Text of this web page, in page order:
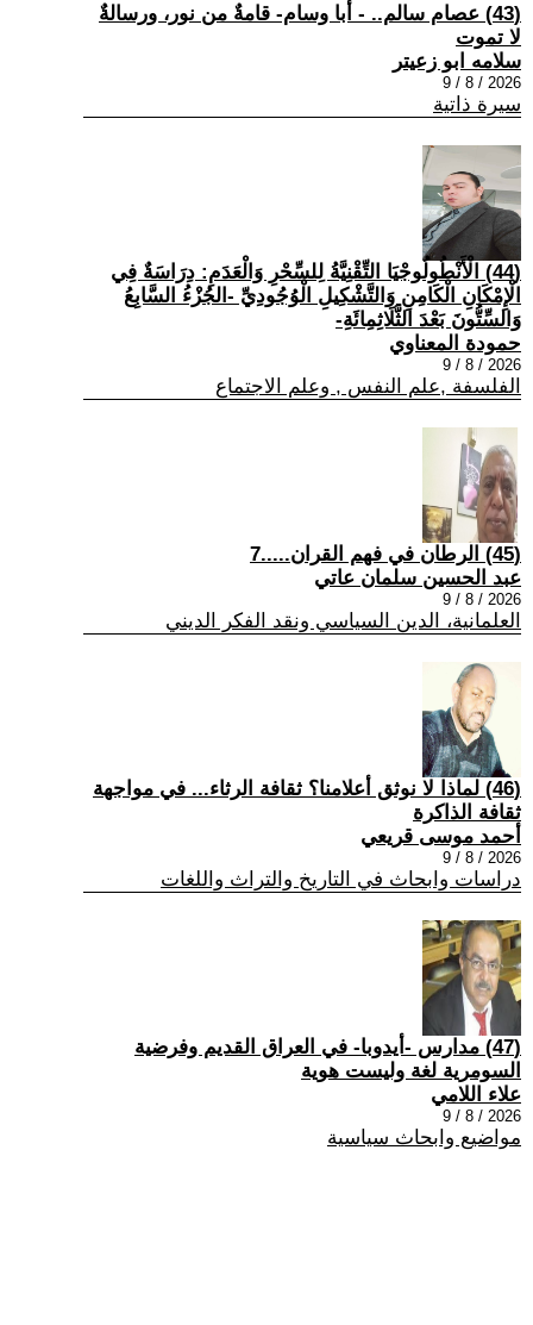
(43) عصام سالم.. - أبا وسام- قامةٌ من نور، ورسالةٌ
لا تموت
سلامه ابو زعيتر
2026 / 8 / 9
سيرة ذاتية
(44) الْأَنْطُولُوجْيَا التِّقْنِيَّةُ لِلسِّحْرِ وَالْعَدَمِ: دِرَاسَةٌ فِي
الْإِمْكَانِ الْكَامِنِ وَالتَّشْكِيلِ الْوُجُودِيِّ -الجُزْءُ السَّابِعُ
وَالسِّتُّونَ بَعْدَ الثَّلَاثِمِائَةِ-
حمودة المعناوي
2026 / 8 / 9
الفلسفة ,علم النفس , وعلم الاجتماع
(45) الرطان في فهم القران.....7
عبد الحسين سلمان عاتي
2026 / 8 / 9
العلمانية، الدين السياسي ونقد الفكر الديني
(46) لماذا لا نوثق أعلامنا؟ ثقافة الرثاء... في مواجهة
ثقافة الذاكرة
أحمد موسى قريعي
2026 / 8 / 9
دراسات وابحاث في التاريخ والتراث واللغات
(47) مدارس -أيدوبا- في العراق القديم وفرضية
السومرية لغة وليست هوية
علاء اللامي
2026 / 8 / 9
مواضيع وابحاث سياسية